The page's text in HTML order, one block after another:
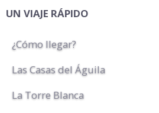
UN VIAJE RÁPIDO
¿Cómo llegar?
Las Casas del Águila
La Torre Blanca